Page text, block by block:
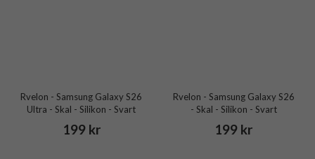
Rvelon - Samsung Galaxy S26
Ultra - Skal - Silikon - Svart
199 kr
Rvelon - Samsung Galaxy S26
- Skal - Silikon - Svart
199 kr